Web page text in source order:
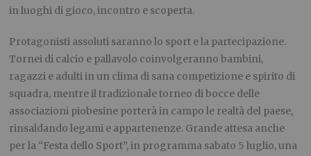
in luoghi di gioco, incontro e scoperta.
Protagonisti assoluti saranno lo sport e la partecipazione.
Tornei di calcio e pallavolo coinvolgeranno bambini,
ragazzi e adulti in un clima di sana competizione e spirito di
squadra, mentre il tradizionale torneo di bocce delle
associazioni piobesine porterà in campo le realtà del paese,
rinsaldando legami e appartenenze. Grande attesa anche
per la “Festa dello Sport”, in programma sabato 5 luglio, una